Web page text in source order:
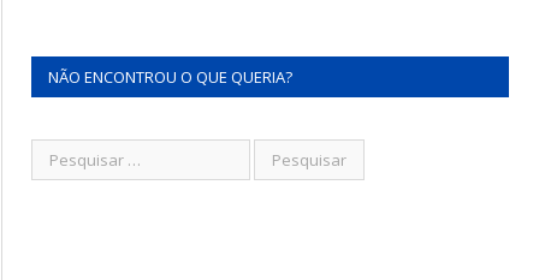
NÃO ENCONTROU O QUE QUERIA?